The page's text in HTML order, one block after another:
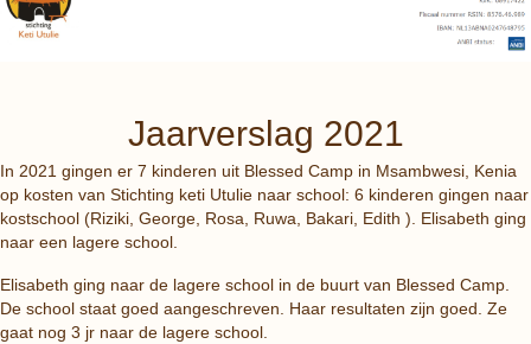
Jaarverslag 2021
In 2021 gingen er 7 kinderen uit Blessed Camp in Msambwesi, Kenia
op kosten van Stichting keti Utulie naar school: 6 kinderen gingen naar
kostschool (Riziki, George, Rosa, Ruwa, Bakari, Edith ). Elisabeth ging
naar een lagere school.
Elisabeth ging naar de lagere school in de buurt van Blessed Camp.
De school staat goed aangeschreven. Haar resultaten zijn goed. Ze
gaat nog 3 jr naar de lagere school.